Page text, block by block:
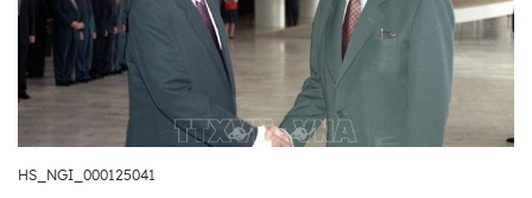
HS_NGI_000125041